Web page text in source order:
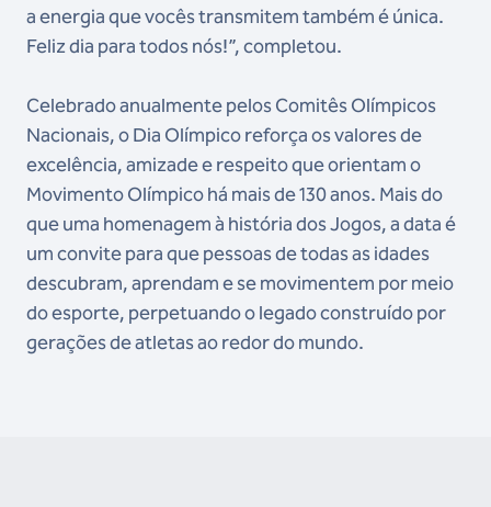
a energia que vocês transmitem também é única.
Feliz dia para todos nós!”, completou.
Celebrado anualmente pelos Comitês Olímpicos
Nacionais, o Dia Olímpico reforça os valores de
excelência, amizade e respeito que orientam o
Movimento Olímpico há mais de 130 anos. Mais do
que uma homenagem à história dos Jogos, a data é
um convite para que pessoas de todas as idades
descubram, aprendam e se movimentem por meio
do esporte, perpetuando o legado construído por
gerações de atletas ao redor do mundo.